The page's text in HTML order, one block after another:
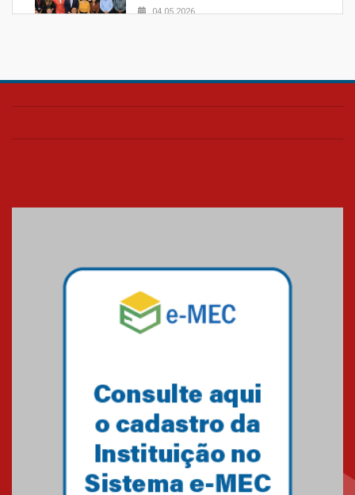
04.05.2026
Confira como foi o culto mensal
Mackenzie mobiliza campanha
solidária para apoiar famílias em
Minas Gerais
Primeiro culto do ano ressalta o
27.02.2026